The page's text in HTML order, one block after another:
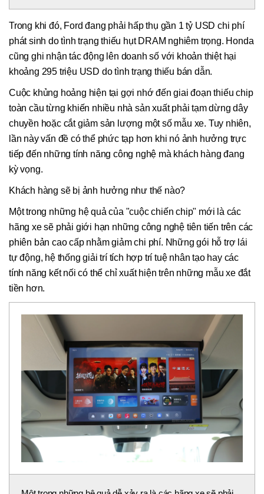
Trong khi đó, Ford đang phải hấp thụ gần 1 tỷ USD chi phí
phát sinh do tình trạng thiếu hụt DRAM nghiêm trọng. Honda
cũng ghi nhận tác động lên doanh số với khoản thiệt hại
khoảng 295 triệu USD do tình trạng thiếu bán dẫn.
Cuộc khủng hoảng hiện tại gợi nhớ đến giai đoạn thiếu chip
toàn cầu từng khiến nhiều nhà sản xuất phải tạm dừng dây
chuyền hoặc cắt giảm sản lượng một số mẫu xe. Tuy nhiên,
lần này vấn đề có thể phức tạp hơn khi nó ảnh hưởng trực
tiếp đến những tính năng công nghệ mà khách hàng đang
kỳ vọng.
Khách hàng sẽ bị ảnh hưởng như thế nào?
Một trong những hệ quả của "cuộc chiến chip" mới là các
hãng xe sẽ phải giới hạn những công nghệ tiên tiến trên các
phiên bản cao cấp nhằm giảm chi phí. Những gói hỗ trợ lái
tự động, hệ thống giải trí tích hợp trí tuệ nhân tạo hay các
tính năng kết nối có thể chỉ xuất hiện trên những mẫu xe đắt
tiền hơn.